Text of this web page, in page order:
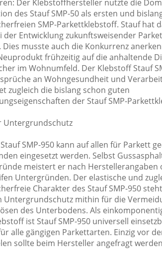
Der Klebstoffhersteller nutzte die
des Stauf SMP-50 als ersten und
SMP-Parkettklebstoff. Stauf hat
der Entwicklung zukunftsweisender
Dies musste auch die Konkurrenz
frühzeitig auf die anhaltende
im Wohnumfeld. Der Klebstoff Stauf
an Wohngesundheit und
zugleich die bislang schon guten
der Stauf SMP-
Untergrundschutz
SMP-950 kann auf allen für Parkett
eingesetzt werden. Selbst
meistert er nach Herstellerangaben
Untergründen. Der elastische und
Charakter des Stauf SMP-950
Untergrundschutz mithin für die
des Unterbodens. Als
ist Stauf SMP-950 universell
alle gängigen Parkettarten. Einzig vor
sollte beim Hersteller angefragt